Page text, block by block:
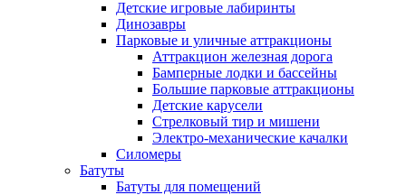
Детские игровые лабиринты
Динозавры
Парковые и уличные аттракционы
Аттракцион железная дорога
Бамперные лодки и бассейны
Большие парковые аттракционы
Детские карусели
Стрелковый тир и мишени
Электро-механические качалки
Силомеры
Батуты
Батуты для помещений